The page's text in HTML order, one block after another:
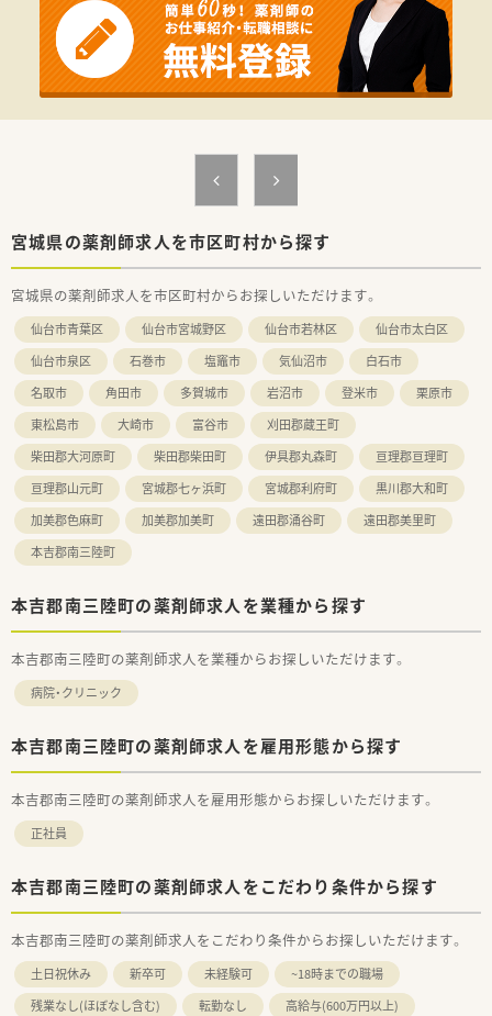
宮城県の薬剤師求人を市区町村から探す
宮城県の薬剤師求人を市区町村からお探しいただけます。
仙台市青葉区 仙台市宮城野区 仙台市若林区
仙台市太白区
仙台市泉区
石巻市 塩竈市 気仙沼市
白石市
名取市
角田市 多賀城市 岩沼市 登米市
栗原市
東松島市
大崎市 富谷市
刈田郡蔵王町
柴田郡大河原町
柴田郡柴田町 伊具郡丸森町
亘理郡亘理町
亘理郡山元町
宮城郡七ヶ浜町 宮城郡利府町
黒川郡大和町
加美郡色麻町
加美郡加美町 遠田郡涌谷町
遠田郡美里町
本吉郡南三陸町
本吉郡南三陸町の薬剤師求人を業種から探す
本吉郡南三陸町の薬剤師求人を業種からお探しいただけます。
病院・クリニック
本吉郡南三陸町の薬剤師求人を雇用形態から探す
本吉郡南三陸町の薬剤師求人を雇用形態からお探しいただけます。
正社員
本吉郡南三陸町の薬剤師求人をこだわり条件から探す
本吉郡南三陸町の薬剤師求人をこだわり条件からお探しいただけます。
土日祝休み 新卒可 未経験可
~18時までの職場
残業なし(ほぼなし含む)
転勤なし
高給与(600万円以上)